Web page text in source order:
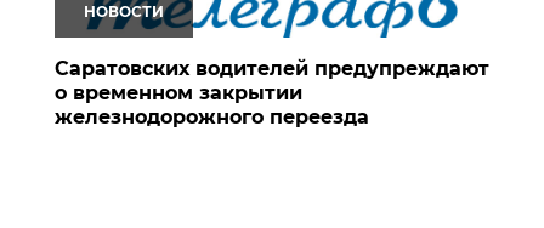
НОВОСТИ
Саратовских водителей предупреждают
о временном закрытии
железнодорожного переезда